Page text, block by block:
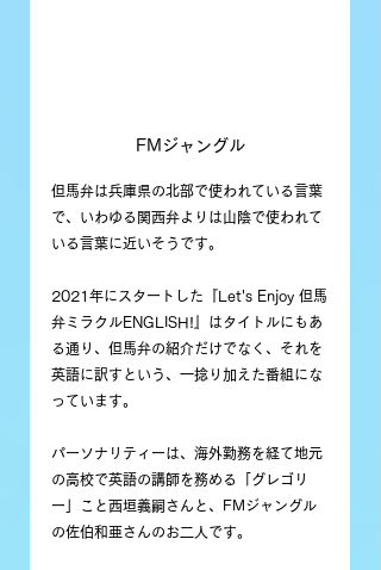
FMジャングル
但馬弁は兵庫県の北部で使われている言葉
で、いわゆる関西弁よりは山陰で使われて
いる言葉に近いそうです。
2021年にスタートした『Let's Enjoy 但馬
弁ミラクルENGLISH!』はタイトルにもあ
る通り、但馬弁の紹介だけでなく、それを
英語に訳すという、一捻り加えた番組にな
っています。
パーソナリティーは、海外勤務を経て地元
の高校で英語の講師を務める「グレゴリ
ー」こと西垣義嗣さんと、FMジャングル
の佐伯和亜さんのお二人です。